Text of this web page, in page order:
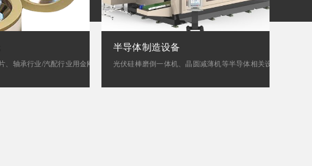
半导体制造设备
光伏硅棒磨倒一体机、晶圆减薄机等半导体相关设备